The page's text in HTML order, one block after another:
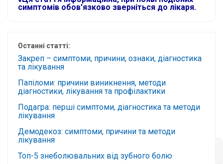
симптомів обов'язково зверніться до лікаря.
Останні статті:
Закреп – симптоми, причини, ознаки, діагностика
та лікування
Папіломи: причини виникнення, методи
діагностики, лікування та профілактики
Подагра: перші симптоми, діагностика та методи
лікування
Демодекоз: симптоми, причини та методи
лікування
Топ-5 знеболювальних від зубного болю